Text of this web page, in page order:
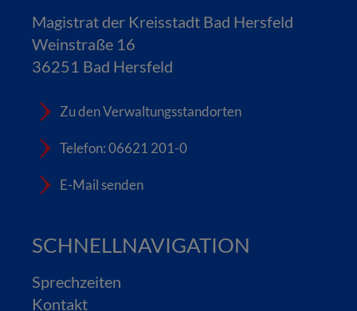
Magistrat der Kreisstadt Bad Hersfeld
Weinstraße 16
36251 Bad Hersfeld
Zu den Verwaltungsstandorten
Telefon: 06621 201-0
E-Mail senden
SCHNELLNAVIGATION
Sprechzeiten
Kontakt